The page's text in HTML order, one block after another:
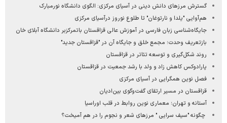
گسترش مرزهای دانش دینی در آسیای مرکزی: الگوی دانشگاه نورمبارک
هم‌آوایی "یلدا و نارتوغان" تا طلوع نوروز درآسیای مرکزی
جایگاه‌شناسی زبان فارسی در آموزش عالی قزاقستان باتمرکزبر دانشگاه آبلای خان
بازتعریف وحدت؛ مجمع خلق و جایگاه آن در "قزاقستان جدید"
روند شکل‌گیری و توسعه تئاتر در قزاقستان
پارادوکس کاهش زاد و ولد با رشد جمعیت در قزاقستان
فصل نوین همگرایی در آسیای مرکزی
قزاقستان در مسیر ارتقای گفت‌وگوی بین‌ادیان
آستانه و تهران؛ معماری نوین روابط در قلب اوراسیا
چگونه "سیف سرایی " مرزهای شعر و نجوم را در هم آمیخت؟